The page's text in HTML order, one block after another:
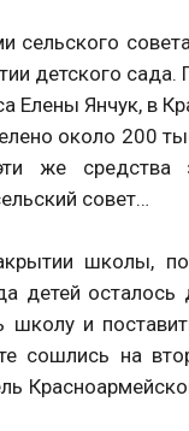
сельского
детского
Елены Янчук, в
около 200
же средства
совет…
школы,
детей
и
сошлись на